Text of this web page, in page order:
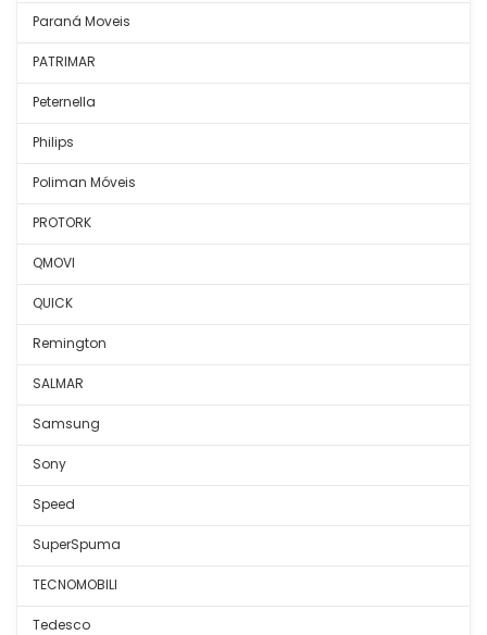
Paraná Moveis
PATRIMAR
Peternella
Philips
Poliman Móveis
PROTORK
QMOVI
QUICK
Remington
SALMAR
Samsung
Sony
Speed
SuperSpuma
TECNOMOBILI
Tedesco